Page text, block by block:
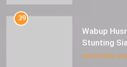
39
Stunting